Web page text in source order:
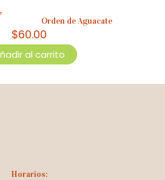
Orden de Aguacate
$60.00
al carrito
Horarios: